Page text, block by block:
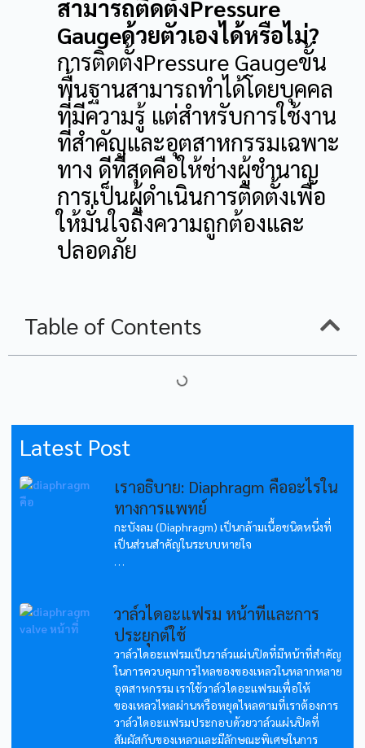
สามารถติดตั้งPressure
Gaugeด้วยตัวเองได้หรือไม่?
การติดตั้งPressure Gaugeขั้น
พื้นฐานสามารถทำได้โดยบุคคล
ที่มีความรู้ แต่สำหรับการใช้งาน
ที่สำคัญและอุตสาหกรรมเฉพาะ
ทาง ดีที่สุดคือให้ช่างผู้ชำนาญ
การเป็นผู้ดำเนินการติดตั้งเพื่อ
ให้มั่นใจถึงความถูกต้องและ
ปลอดภัย
Table of Contents
Latest Post
เราอธิบาย: Diaphragm คืออะไรใน
ทางการแพทย์
กะบังลม (Diaphragm) เป็นกล้ามเนื้อชนิดหนึ่งที่
เป็นส่วนสำคัญในระบบหายใจ
...
วาล์วไดอะแฟรม หน้าที่และการ
ประยุกต์ใช้
วาล์วไดอะแฟรมเป็นวาล์วแผ่นปิดที่มีหน้าที่สำคัญ
ในการควบคุมการไหลของของเหลวในหลากหลาย
อุตสาหกรรม เราใช้วาล์วไดอะแฟรมเพื่อให้
ของเหลวไหลผ่านหรือหยุดไหลตามที่เราต้องการ
วาล์วไดอะแฟรมประกอบด้วยวาล์วแผ่นปิดที่
สัมผัสกับของเหลวและมีลักษณะพิเศษในการ